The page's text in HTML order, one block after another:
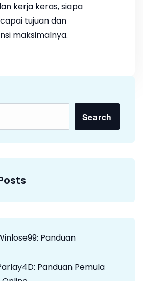
kerja keras, siapa
tujuan dan
maksimalnya.
Search
Panduan
Panduan Pemula